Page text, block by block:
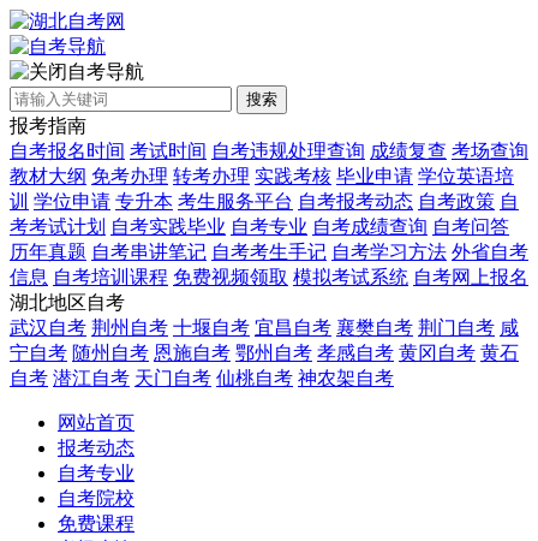
自考导航
搜索
报考指南
自考报名时间 考试时间 自考违规处理查询 成绩复查 考场查询
教材大纲 免考办理 转考办理 实践考核 毕业申请 学位英语培
训 学位申请 专升本 考生服务平台 自考报考动态 自考政策 自
考考试计划 自考实践毕业 自考专业 自考成绩查询 自考问答
历年真题 自考串讲笔记 自考考生手记 自考学习方法 外省自考
信息 自考培训课程 免费视频领取 模拟考试系统 自考网上报名
湖北地区自考
武汉自考 荆州自考 十堰自考 宜昌自考 襄樊自考 荆门自考 咸
宁自考 随州自考 恩施自考 鄂州自考 孝感自考 黄冈自考 黄石
自考 潜江自考 天门自考 仙桃自考 神农架自考
网站首页
报考动态
自考专业
自考院校
免费课程